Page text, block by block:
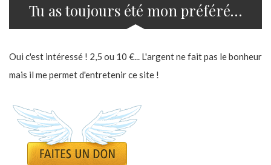
Tu as toujours été mon préféré…
Oui c'est intéressé ! 2,5 ou 10 €... L'argent ne fait pas le bonheur
mais il me permet d'entretenir ce site !